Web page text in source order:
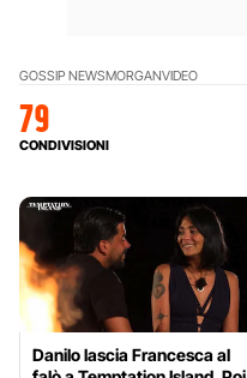
GOSSIP NEWSMORGANVIDEO
79
CONDIVISIONI
Danilo lascia Francesca al